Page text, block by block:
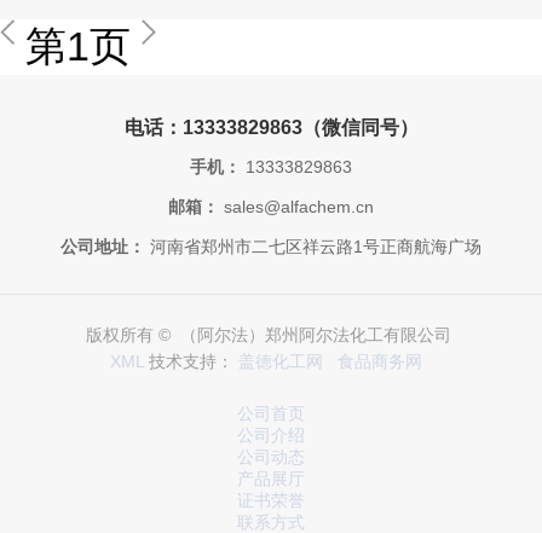
第1页
电话：13333829863（微信同号）
手机： 13333829863
邮箱： sales@alfachem.cn
公司地址： 河南省郑州市二七区祥云路1号正商航海广场
版权所有 © （阿尔法）郑州阿尔法化工有限公司
XML 技术支持： 盖德化工网 食品商务网
公司首页
公司介绍
公司动态
产品展厅
证书荣誉
联系方式